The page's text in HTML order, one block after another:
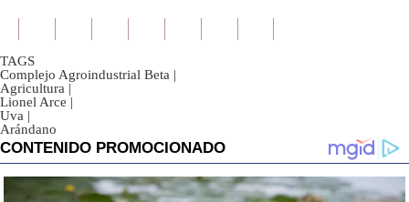
TAGS
Complejo Agroindustrial Beta |
Agricultura |
Lionel Arce |
Uva |
Arándano